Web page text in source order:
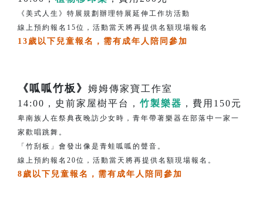
《美式人生》特展規劃辦理特展延伸工作坊活動
線上預約報名15位，活動當天將再提供名額現場報名
13歲以下兒童報名，需有成年人陪同參加
《呱呱竹板》 姆姆傳家寶工作室
14:00，史前家屋樹平台， 竹製樂器 ，費用150元
卑南族人在祭典夜晚訪少女時，青年帶著樂器在部落中一家一
家歡唱跳舞。
「竹刮板」會發出像是青蛙呱呱的聲音。
線上預約報名20位，活動當天將再提供名額現場報名。
8歲以下兒童報名，需有成年人陪同參加